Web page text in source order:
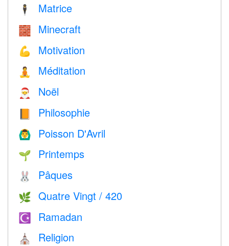
🕴️ Matrice
🧱 Minecraft
💪 Motivation
🧘 Méditation
🎅 Noël
📙 Philosophie
🙆‍♂️ Poisson D'Avril
🌱 Printemps
🐰 Pâques
🌿 Quatre Vingt / 420
☪️ Ramadan
⛪️ Religion